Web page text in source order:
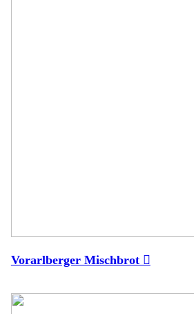
Vorarlberger Mischbrot ︎︎︎